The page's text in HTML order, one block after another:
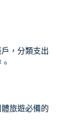
，分類支出
旅遊必備的